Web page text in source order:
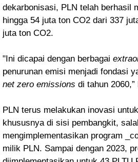
dekarbonisasi, PLN telah berhasil
hingga 54 juta ton CO2 dari 337
juta ton CO2.
"Ini dicapai dengan berbagai
penurunan emisi menjadi fondasi
net zero emissions di tahun
PLN terus melakukan inovasi
khususnya di sisi pembangkit,
mengimplementasikan program
milik PLN. Sampai dengan 2023,